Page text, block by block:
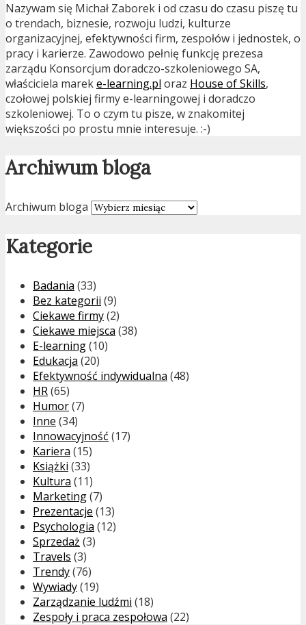
Nazywam się Michał Zaborek i od czasu do czasu piszę tu
o trendach, biznesie, rozwoju ludzi, kulturze
organizacyjnej, efektywności firm, zespołów i jednostek, o
pracy i karierze. Zawodowo pełnię funkcję prezesa
zarządu Konsorcjum doradczo-szkoleniowego SA,
właściciela mareke-learning.pl oraz House of Skills,
czołowej polskiej firmy e-learningowej i doradczo
szkoleniowej. To o czym tu pisze, w znakomitej
większości po prostu mnie interesuje. :-)
Archiwum bloga
Archiwum bloga
Kategorie
Badania (33)
Bez kategorii (9)
Ciekawe firmy(2)
Ciekawe miejsca (38)
E-learning(10)
Edukacja (20)
Efektywność indywidualna (48)
HR(65)
Humor(7)
Inne (34)
Innowacyjność (17)
Kariera (15)
Książki (33)
Kultura (11)
Marketing(7)
Prezentacje (13)
Psychologia (12)
Sprzedaż (3)
Travels (3)
Trendy(76)
Wywiady(19)
Zarządzanie ludźmi (18)
Zespoły i praca zespołowa (22)